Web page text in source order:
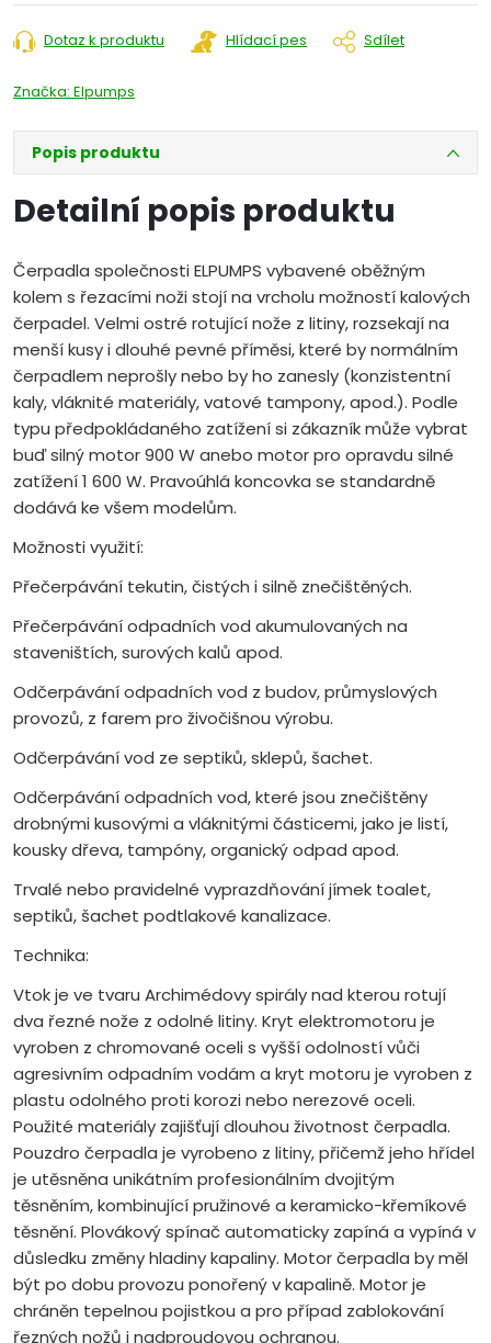
Dotaz k produktu Hlídací pes Sdílet
Značka: Elpumps
Popis produktu
Detailní popis produktu
Čerpadla společnosti ELPUMPS vybavené oběžným
kolem s řezacími noži stojí na vrcholu možností kalových
čerpadel. Velmi ostré rotující nože z litiny, rozsekají na
menší kusy i dlouhé pevné příměsi, které by normálním
čerpadlem neprošly nebo by ho zanesly (konzistentní
kaly, vláknité materiály, vatové tampony, apod.). Podle
typu předpokládaného zatížení si zákazník může vybrat
buď silný motor 900 W anebo motor pro opravdu silné
zatížení 1 600 W. Pravoúhlá koncovka se standardně
dodává ke všem modelům.
Možnosti využití:
Přečerpávání tekutin, čistých i silně znečištěných.
Přečerpávání odpadních vod akumulovaných na
staveništích, surových kalů apod.
Odčerpávání odpadních vod z budov, průmyslových
provozů, z farem pro živočišnou výrobu.
Odčerpávání vod ze septiků, sklepů, šachet.
Odčerpávání odpadních vod, které jsou znečištěny
drobnými kusovými a vláknitými částicemi, jako je listí,
kousky dřeva, tampóny, organický odpad apod.
Trvalé nebo pravidelné vyprazdňování jímek toalet,
septiků, šachet podtlakové kanalizace.
Technika:
Vtok je ve tvaru Archimédovy spirály nad kterou rotují
dva řezné nože z odolné litiny. Kryt elektromotoru je
vyroben z chromované oceli s vyšší odolností vůči
agresivním odpadním vodám a kryt motoru je vyroben z
plastu odolného proti korozi nebo nerezové oceli.
Použité materiály zajišťují dlouhou životnost čerpadla.
Pouzdro čerpadla je vyrobeno z litiny, přičemž jeho hřídel
je utěsněna unikátním profesionálním dvojitým
těsněním, kombinující pružinové a keramicko-křemíkové
těsnění. Plovákový spínač automaticky zapíná a vypíná v
důsledku změny hladiny kapaliny. Motor čerpadla by měl
být po dobu provozu ponořený v kapalině. Motor je
chráněn tepelnou pojistkou a pro případ zablokování
řezných nožů i nadproudovou ochranou.